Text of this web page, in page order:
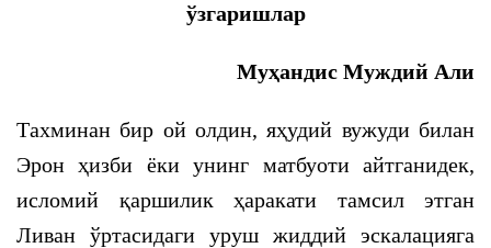
ўзгаришлар
Муҳандис Муждий Али
Тахминан бир ой олдин, яҳудий вужуди билан
Эрон ҳизби ёки унинг матбуоти айтганидек,
исломий қаршилик ҳаракати тамсил этган
Ливан ўртасидаги уруш жиддий эскалацияга